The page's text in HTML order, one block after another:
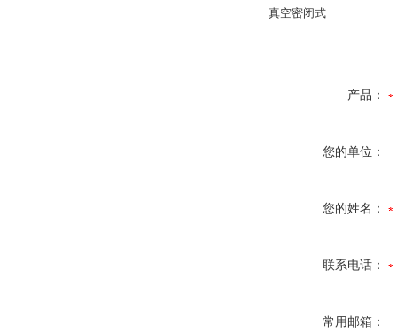
真空密闭式
产品：
您的单位：
您的姓名：
联系电话：
常用邮箱：